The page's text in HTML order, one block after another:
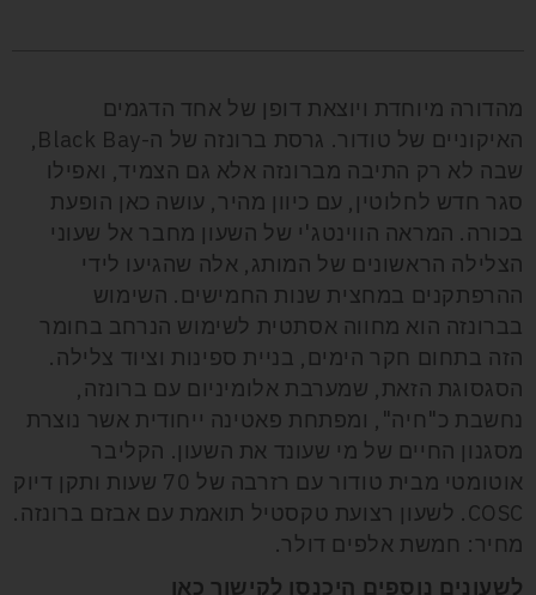
מהדורה מיוחדת ויוצאת דופן של אחד הדגמים
האיקוניים של טודור. גרסת ברונזה של ה-Black Bay,
שבה לא רק התיבה מברונזה אלא גם הצמיד, ואפילו
סגר חדש לחלוטין, עם כיוון מהיר, עושה כאן הופעת
בכורה. המראה הווינטג'י של השעון מחבר אל שעוני
הצלילה הראשונים של המותג, אלה שהגיעו לידי
ההרפתקנים במחצית שנות החמישים. השימוש
בברונזה הוא מחווה אסתטית לשימוש הנרחב בחומר
הזה בתחום חקר הימים, בניית ספינות וציוד צלילה.
הסגסוגת הזאת, שמערבת אלומיניום עם ברונזה,
נחשבת כ"חיה", ומפתחת פאטינה ייחודית אשר נוצרת
מסגנון החיים של מי שעונד את השעון. הקליבר
אוטומטי מבית טודור עם רזרבה של 70 שעות ותקן דיוק
COSC. לשעון רצועת טקסטיל תואמת עם אבזם ברונזה.
מחיר: חמשת אלפים דולר.
לשעונים נוספים היכנסו לקישור כאן